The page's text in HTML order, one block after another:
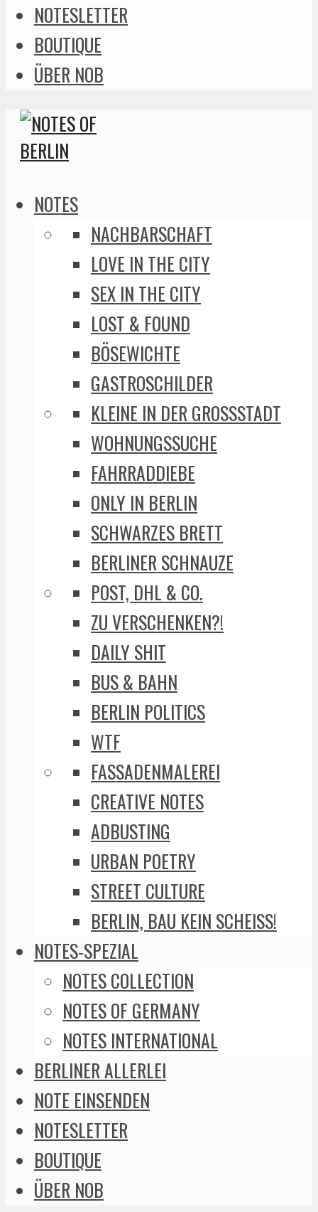
NOTESLETTER
BOUTIQUE
ÜBER NOB
NOTES
NACHBARSCHAFT
LOVE IN THE CITY
SEX IN THE CITY
LOST & FOUND
BÖSEWICHTE
GASTROSCHILDER
KLEINE IN DER GROSSSTADT
WOHNUNGSSUCHE
FAHRRADDIEBE
ONLY IN BERLIN
SCHWARZES BRETT
BERLINER SCHNAUZE
POST, DHL & CO.
ZU VERSCHENKEN?!
DAILY SHIT
BUS & BAHN
BERLIN POLITICS
WTF
FASSADENMALEREI
CREATIVE NOTES
ADBUSTING
URBAN POETRY
STREET CULTURE
BERLIN, BAU KEIN SCHEISS!
NOTES-SPEZIAL
NOTES COLLECTION
NOTES OF GERMANY
NOTES INTERNATIONAL
BERLINER ALLERLEI
NOTE EINSENDEN
NOTESLETTER
BOUTIQUE
ÜBER NOB